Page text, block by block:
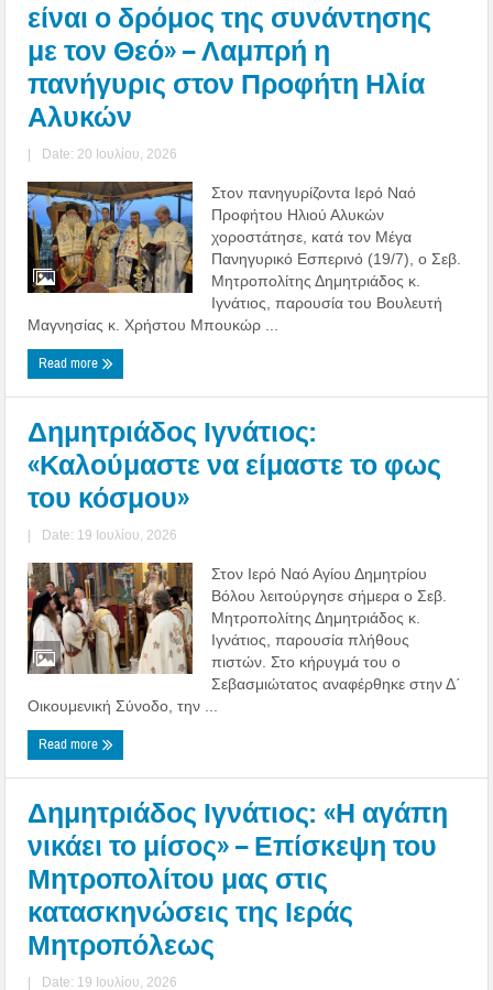
είναι ο δρόμος της συνάντησης
με τον Θεό» – Λαμπρή η
πανήγυρις στον Προφήτη Ηλία
Αλυκών
| Date: 20 Ιουλίου, 2026
Στον πανηγυρίζοντα Ιερό Ναό
Προφήτου Ηλιού Αλυκών
χοροστάτησε, κατά τον Μέγα
Πανηγυρικό Εσπερινό (19/7), ο Σεβ.
Μητροπολίτης Δημητριάδος κ.
Ιγνάτιος, παρουσία του Βουλευτή
Μαγνησίας κ. Χρήστου Μπουκώρ ...
Read more
Δημητριάδος Ιγνάτιος:
«Καλούμαστε να είμαστε το φως
του κόσμου»
| Date: 19 Ιουλίου, 2026
Στον Ιερό Ναό Αγίου Δημητρίου
Βόλου λειτούργησε σήμερα ο Σεβ.
Μητροπολίτης Δημητριάδος κ.
Ιγνάτιος, παρουσία πλήθους
πιστών. Στο κήρυγμά του ο
Σεβασμιώτατος αναφέρθηκε στην Δ΄
Οικουμενική Σύνοδο, την ...
Read more
Δημητριάδος Ιγνάτιος: «Η αγάπη
νικάει το μίσος» – Επίσκεψη του
Μητροπολίτου μας στις
κατασκηνώσεις της Ιεράς
Μητροπόλεως
| Date: 19 Ιουλίου, 2026